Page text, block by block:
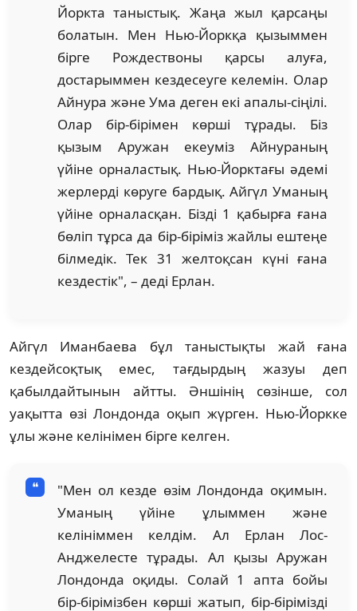
Йоркта таныстық. Жаңа жыл қарсаңы
болатын. Мен Нью-Йоркқа қызыммен
бірге Рождествоны қарсы алуға,
достарыммен кездесеуге келемін. Олар
Айнура және Ума деген екі апалы-сіңілі.
Олар бір-бірімен көрші тұрады. Біз
қызым Аружан екеуміз Айнураның
үйіне орналастық. Нью-Йорктағы әдемі
жерлерді көруге бардық. Айгүл Уманың
үйіне орналасқан. Бізді 1 қабырға ғана
бөліп тұрса да бір-біріміз жайлы ештеңе
білмедік. Тек 31 желтоқсан күні ғана
кездестік", – деді Ерлан.
Айгүл Иманбаева бұл таныстықты жай ғана
кездейсоқтық емес, тағдырдың жазуы деп
қабылдайтынын айтты. Әншінің сөзінше, сол
уақытта өзі Лондонда оқып жүрген. Нью-Йоркке
ұлы және келінімен бірге келген.
"Мен ол кезде өзім Лондонда оқимын.
Уманың үйіне ұлыммен және
келініммен келдім. Ал Ерлан Лос-
Анджелесте тұрады. Ал қызы Аружан
Лондонда оқиды. Солай 1 апта бойы
бір-бірімізбен көрші жатып, бір-бірімізді